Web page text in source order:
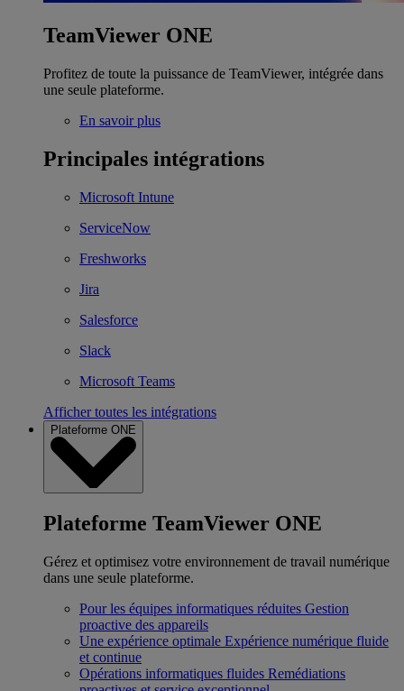
TeamViewer ONE
Profitez de toute la puissance de TeamViewer, intégrée dans
une seule plateforme.
En savoir plus
Principales intégrations
Microsoft Intune
ServiceNow
Freshworks
Jira
Salesforce
Slack
Microsoft Teams
Afficher toutes les intégrations
Plateforme ONE
Plateforme TeamViewer ONE
Gérez et optimisez votre environnement de travail numérique
dans une seule plateforme.
Pour les équipes informatiques réduites Gestion
proactive des appareils
Une expérience optimale Expérience numérique fluide
et continue
Opérations informatiques fluides Remédiations